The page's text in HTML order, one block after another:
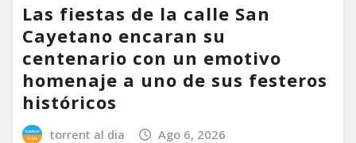
Las fiestas de la calle San
Cayetano encaran su
centenario con un emotivo
homenaje a uno de sus festeros
históricos
torrent al dia Ago 6, 2026